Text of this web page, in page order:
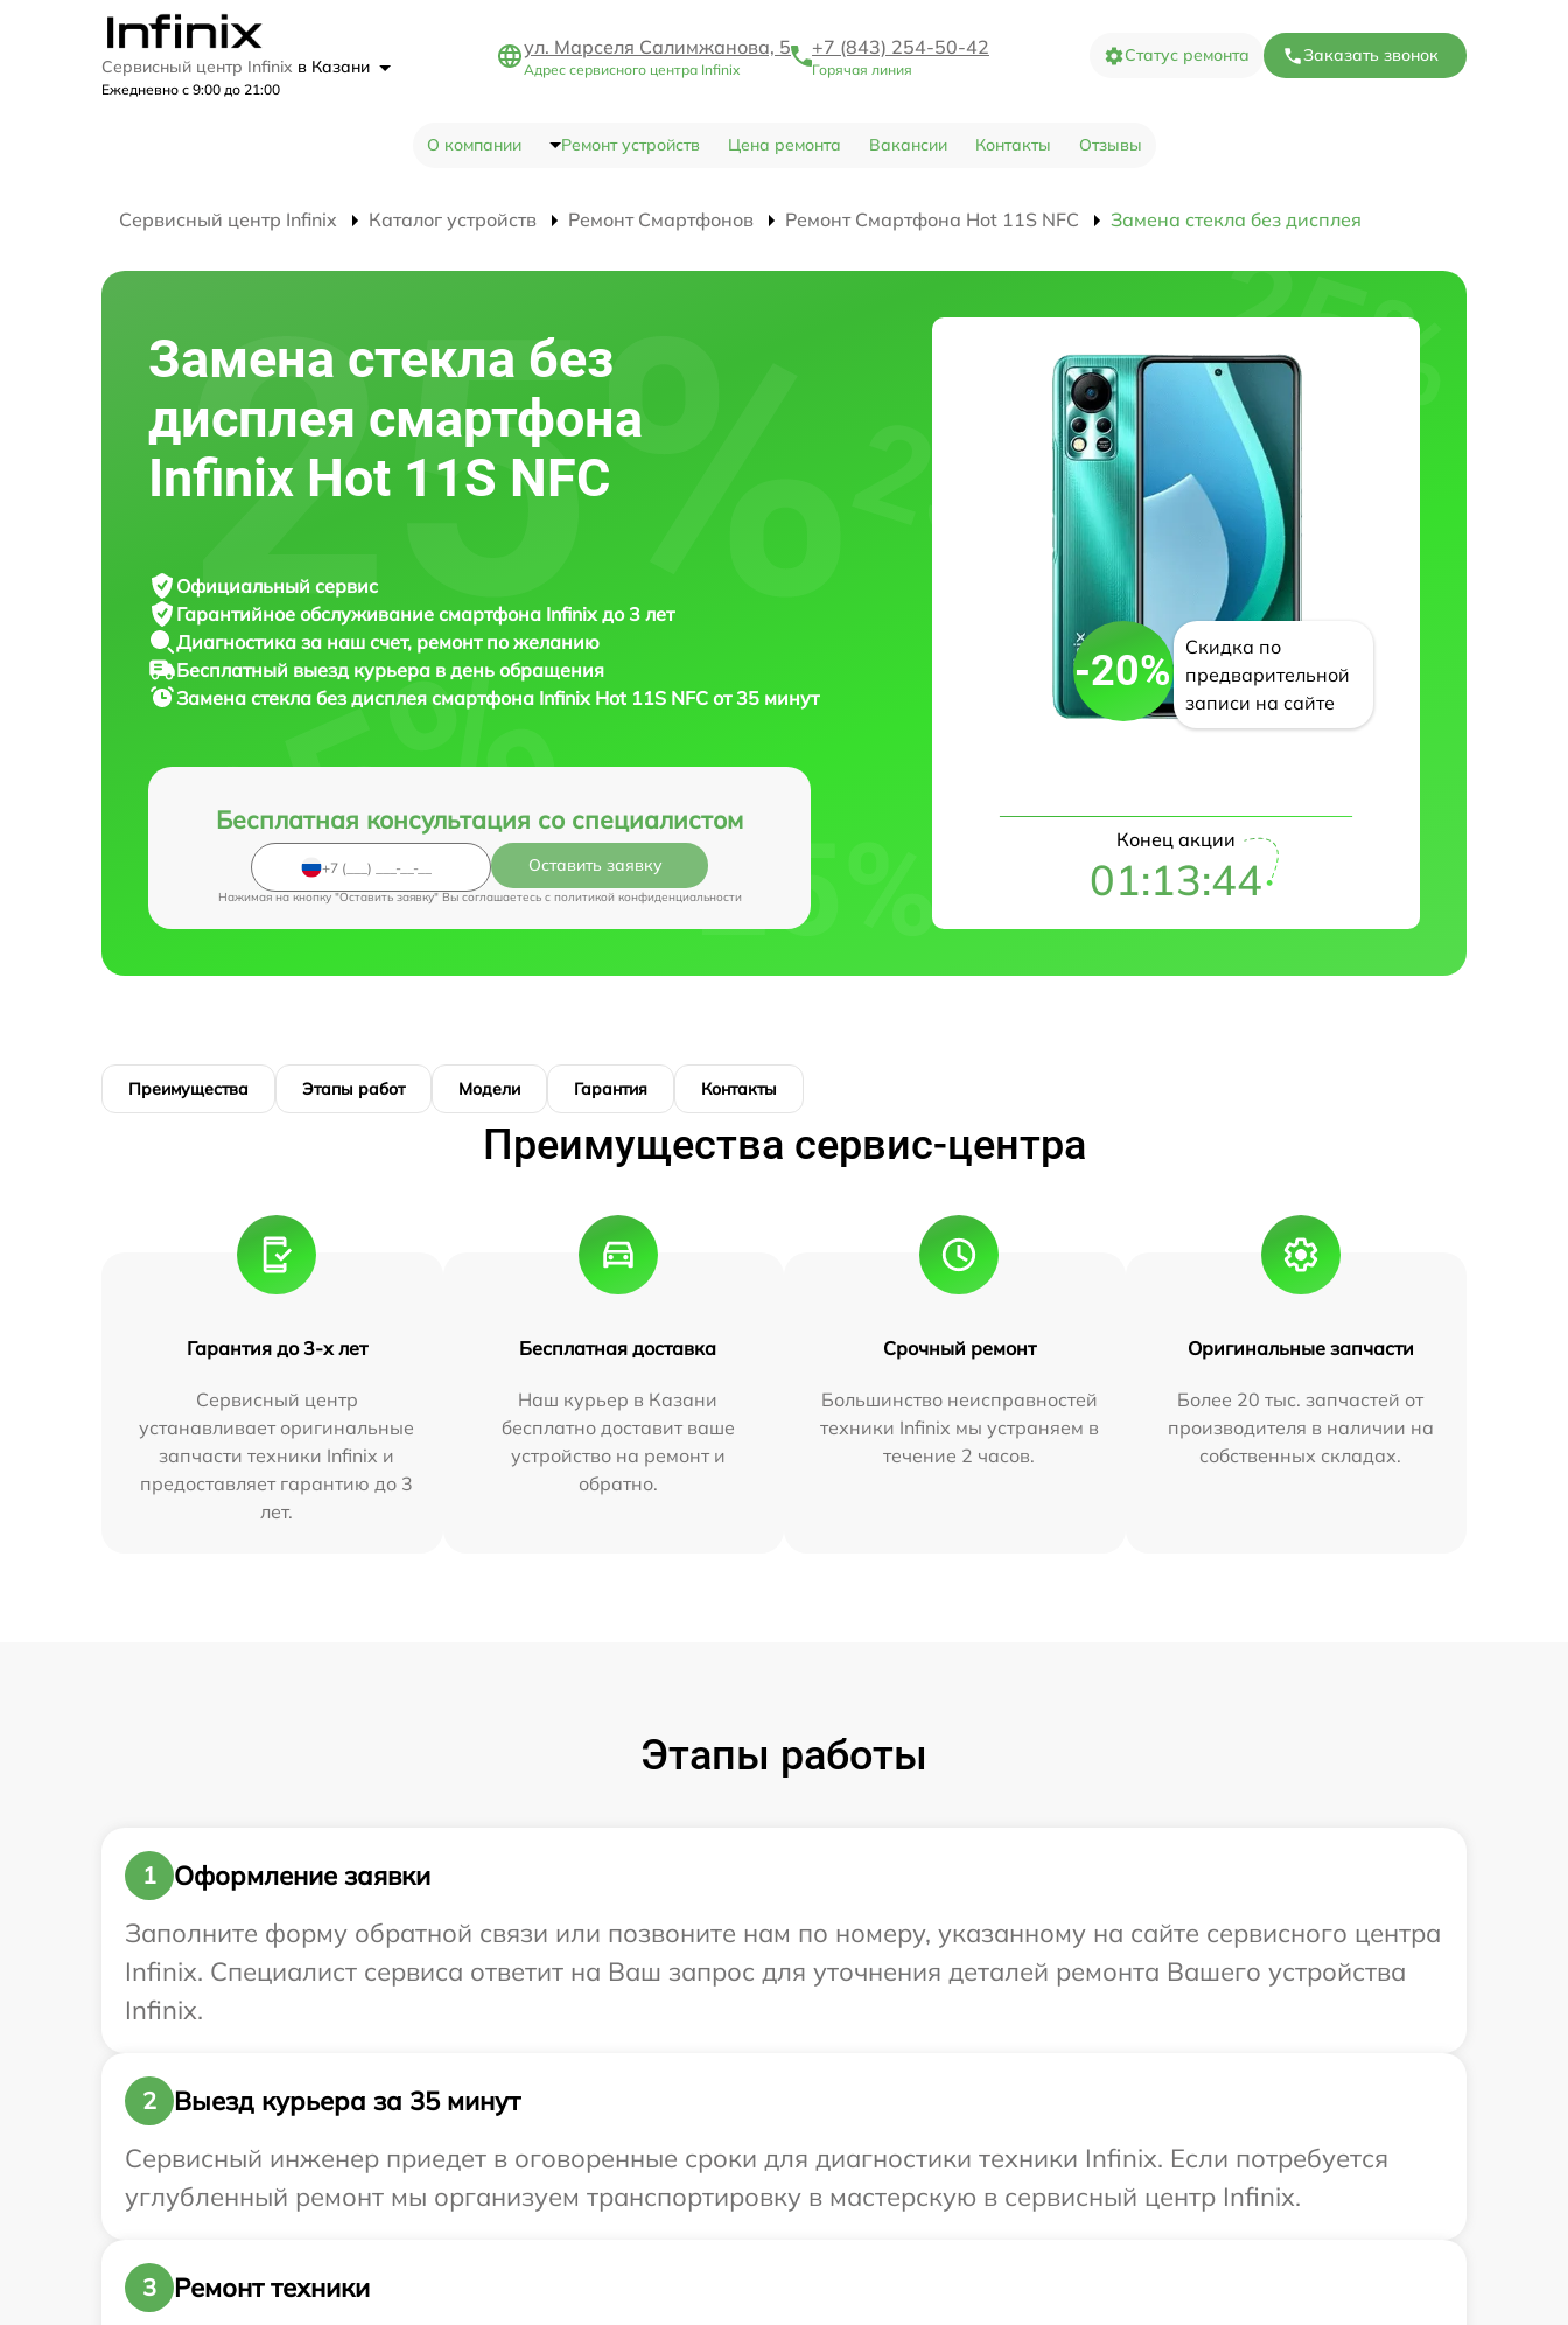
Сервисный центр Infinix в Казани
Ежедневно с 9:00 до 21:00
ул. Марселя Салимжанова, 5
Адрес сервисного центра Infinix
+7 (843) 254-50-42
Горячая линия
Статус ремонта Заказать звонок
О компании Ремонт устройств Цена ремонта Вакансии Контакты Отзывы
Сервисный центр Infinix Каталог устройств Ремонт Смартфонов Ремонт Смартфона Hot 11S NFC Замена стекла без дисплея
Замена стекла без
дисплея смартфона
Infinix Hot 11S NFC
Официальный сервис
Гарантийное обслуживание смартфона Infinix до 3 лет
Диагностика за наш счет, ремонт по желанию
Бесплатный выезд курьера в день обращения
Замена стекла без дисплея смартфона Infinix Hot 11S NFC от 35 минут
Бесплатная консультация со специалистом
Оставить заявку
Нажимая на кнопку "Оставить заявку" Вы соглашаетесь c политикой конфиденциальности
-20%
Скидка по
предварительной
записи на сайте
Конец акции
01:13:42
Преимущества Этапы работ Модели Гарантия Контакты
Преимущества сервис-центра
Гарантия до 3-х лет
Сервисный центр
устанавливает оригинальные
запчасти техники Infinix и
предоставляет гарантию до 3
лет.
Бесплатная доставка
Наш курьер в Казани
бесплатно доставит ваше
устройство на ремонт и
обратно.
Срочный ремонт
Большинство неисправностей
техники Infinix мы устраняем в
течение 2 часов.
Оригинальные запчасти
Более 20 тыс. запчастей от
производителя в наличии на
собственных складах.
Этапы работы
1
Оформление заявки
Заполните форму обратной связи или позвоните нам по номеру, указанному на сайте сервисного центра
Infinix. Специалист сервиса ответит на Ваш запрос для уточнения деталей ремонта Вашего устройства
Infinix.
2
Выезд курьера за 35 минут
Сервисный инженер приедет в оговоренные сроки для диагностики техники Infinix. Если потребуется
углубленный ремонт мы организуем транспортировку в мастерскую в сервисный центр Infinix.
3
Ремонт техники